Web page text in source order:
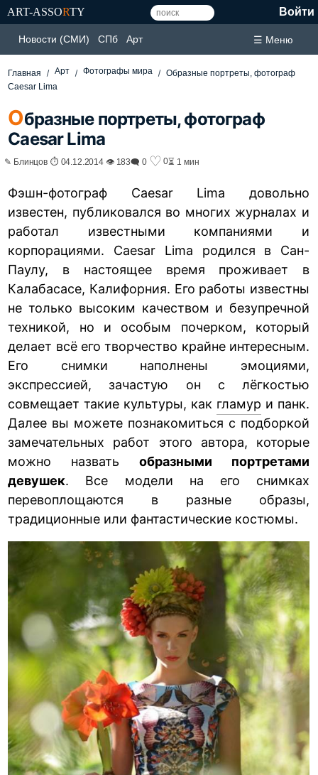
ART-ASSORTY Войти
Новости (СМИ) СПб Арт ☰ Меню
Главная Арт Фотографы мира
Образные портреты, фотограф
Caesar Lima
Образные портреты, фотограф
Caesar Lima
✎ Блинцов ⏱ 04.12.2014 👁 183🗨 0 ♡ 0⏳ 1 мин
Фэшн-фотограф Caesar Lima довольно
известен, публиковался во многих журналах и
работал известными компаниями и
корпорациями. Caesar Lima родился в Сан-
Паулу, в настоящее время проживает в
Калабасасе, Калифорния. Его работы известны
не только высоким качеством и безупречной
техникой, но и особым почерком, который
делает всё его творчество крайне интересным.
Его снимки наполнены эмоциями,
экспрессией, зачастую он с лёгкостью
совмещает такие культуры, как гламур и панк.
Далее вы можете познакомиться с подборкой
замечательных работ этого автора, которые
можно назватьобразными портретами
девушек. Все модели на его снимках
перевоплощаются в разные образы,
традиционные или фантастические костюмы.